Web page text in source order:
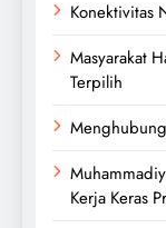
Konektivitas
Masyarakat
Terpilih
Kerja Keras